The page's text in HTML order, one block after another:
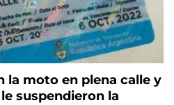
la moto en plena calle y
suspendieron la